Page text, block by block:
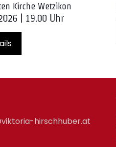
Kirche Wetzikon
| 19.00 Uhr
hirschhuber.at